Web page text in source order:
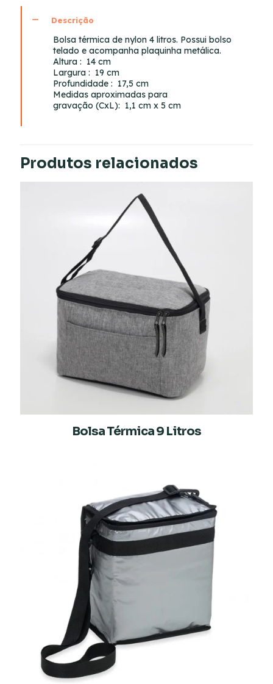
Descrição
Bolsa térmica de nylon 4 litros. Possui bolso
telado e acompanha plaquinha metálica.
Altura : 14 cm
Largura : 19 cm
Profundidade : 17,5 cm
Medidas aproximadas para
gravação (CxL): 1,1 cm x 5 cm
Produtos relacionados
Bolsa Térmica 9 Litros